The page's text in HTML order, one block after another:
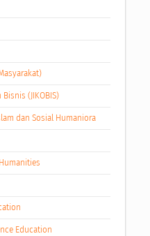
(JIKOBIS)
dan Sosial Humaniora
Education